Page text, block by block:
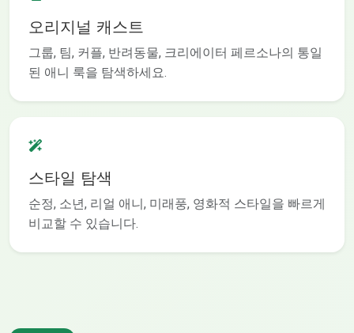
오리지널 캐스트
그룹, 팀, 커플, 반려동물, 크리에이터 페르소나의 통일
된 애니 룩을 탐색하세요.
스타일 탐색
순정, 소년, 리얼 애니, 미래풍, 영화적 스타일을 빠르게
비교할 수 있습니다.